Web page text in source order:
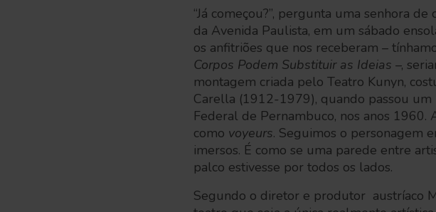
“Já começou?”, pergunta uma senhora
da Avenida Paulista, em um sábado
os anfitriões que nos receberam –
Corpos Podem Substituir as Ideias –,
montagem criada pelo Teatro Kunyn,
Carella (1912-1979), quando passou
Federal de Pernambuco, nos anos 1960.
como voyeurs. Seguimos o personagem
imersos. É como se uma parede entre
palco estivesse por todos os lados.
Segundo o diretor e produtor austríaco